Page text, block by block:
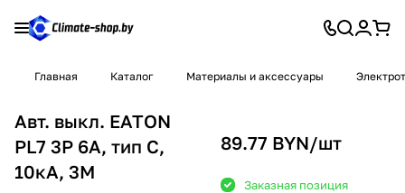
Главная Каталог Материалы и аксессуары
Авт. выкл. EATON
PL7 3P 6A, тип С,
10кА, 3М
89.77 BYN/шт
Заказная позиция